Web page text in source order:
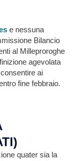
e nessuna
Bilancio
al Milleproroghe
agevolata
ai
fine febbraio.
quater sia la